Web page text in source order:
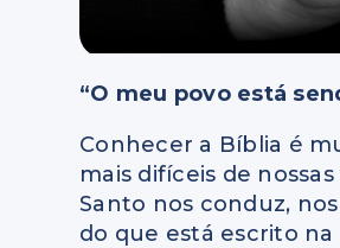
“O meu povo está
Conhecer a Bíblia é
mais difíceis de
Santo nos conduz,
do que está escrito